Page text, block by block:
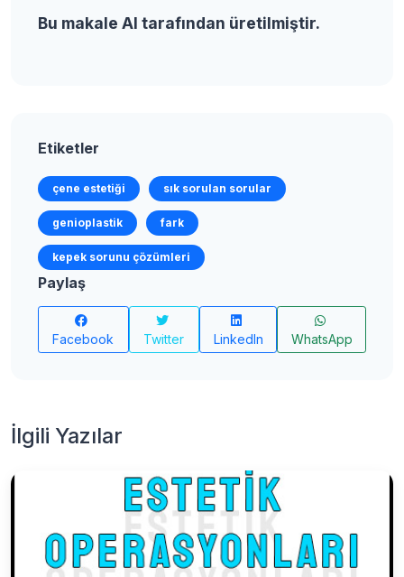
Bu makale AI tarafından üretilmiştir.
Etiketler
çene estetiği sık sorulan sorular
genioplastik fark
kepek sorunu çözümleri
Paylaş
Facebook Twitter LinkedIn WhatsApp
İlgili Yazılar